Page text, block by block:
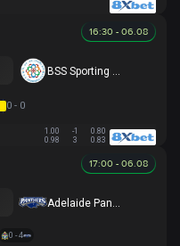
16:30 - 06.08
0 - 0
1.00 -1
0.80
0.98
3 0.83
17:00 - 06.08
0 - 4